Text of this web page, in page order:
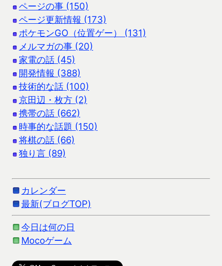
ページの事 (150)
ページ更新情報 (173)
ポケモンGO（位置ゲー） (131)
メルマガの事 (20)
家電の話 (45)
開発情報 (388)
技術的な話 (100)
京田辺・枚方 (2)
携帯の話 (662)
時事的な話題 (150)
将棋の話 (66)
独り言 (89)
カレンダー
最新(ブログTOP)
今日は何の日
Mocoゲーム